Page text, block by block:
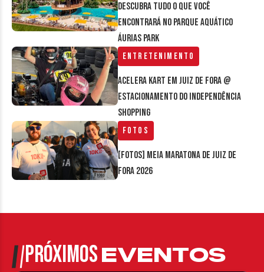
Descubra tudo o que você
encontrará no parque aquático
Áurias Park
Entretenimento
Acelera Kart em Juiz de Fora @
estacionamento do Independência
Shopping
Fotos
[FOTOS] Meia Maratona de Juiz de
Fora 2026
PRÓXIMOSEVENTOS